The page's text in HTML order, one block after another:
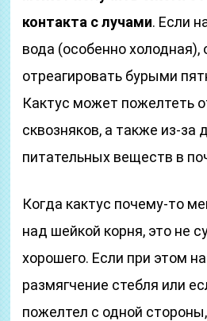
контакта с лучами. Если
вода (особенно
отреагировать бурыми
Кактус может пожелтеть
сквозняков, а также из-за
питательных веществ в
Когда кактус почему-то
над шейкой корня, это не
хорошего. Если при этом
размягчение стебля или
пожелтел с одной